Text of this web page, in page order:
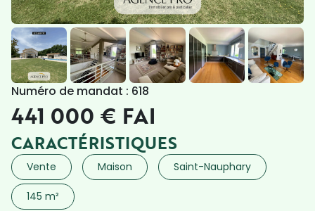
Numéro de mandat : 618
441 000 € FAI
CARACTÉRISTIQUES
Vente Maison Saint-Nauphary
145 m²